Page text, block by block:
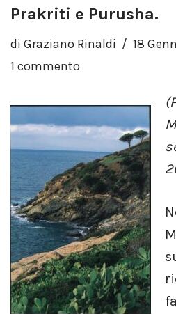
Prakriti e Purusha.
di Graziano Rinaldi
18
1 commento